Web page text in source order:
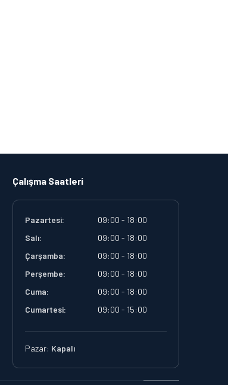
Çalışma Saatleri
Pazartesi:
09:00 - 18:00
Salı:
09:00 - 18:00
Çarşamba:
09:00 - 18:00
Perşembe:
09:00 - 18:00
Cuma:
09:00 - 18:00
Cumartesi:
09:00 - 15:00
Pazar: Kapalı